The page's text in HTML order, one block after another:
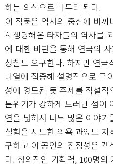
하는 의식으로 마무리 된다.
이 작품은 역사의 중심에 비
희생당해온 타자들의 역사를
에 대한 비판을 통해 연극의
성찰도 요구한다. 하지만 연극
나열에 집중해 설명적으로 극
성에 경도된 듯 주제를 직설적
분위기가 강하게 드러난 점이
연을 넓혀서 너무 많은 이야기
실험을 시도한 의욕 과잉도
구하고 이 공연의 진정성은 객
다. 창의적인 기획력, 100명의